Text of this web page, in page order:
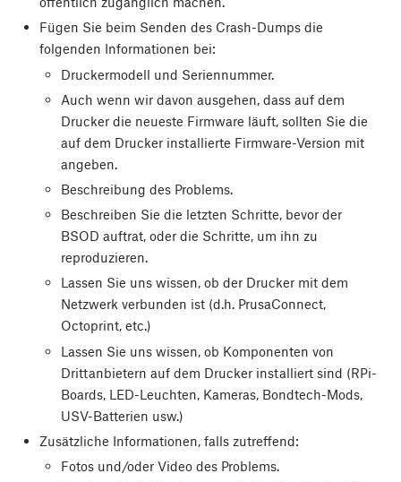
Fügen Sie beim Senden des Crash-Dumps die
folgenden Informationen bei:
Druckermodell und Seriennummer.
Auch wenn wir davon ausgehen, dass auf dem
Drucker die neueste Firmware läuft, sollten Sie die
auf dem Drucker installierte Firmware-Version mit
angeben.
Beschreibung des Problems.
Beschreiben Sie die letzten Schritte, bevor der
BSOD auftrat, oder die Schritte, um ihn zu
reproduzieren.
Lassen Sie uns wissen, ob der Drucker mit dem
Netzwerk verbunden ist (d.h. PrusaConnect,
Octoprint, etc.)
Lassen Sie uns wissen, ob Komponenten von
Drittanbietern auf dem Drucker installiert sind (RPi-
Boards, LED-Leuchten, Kameras, Bondtech-Mods,
USV-Batterien usw.)
Zusätzliche Informationen, falls zutreffend:
Fotos und/oder Video des Problems.